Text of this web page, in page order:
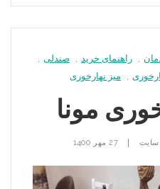
, راهنمای خرید , صندلی ,
, میز نهارخوری
مونا
سایت 27 مهر 1400